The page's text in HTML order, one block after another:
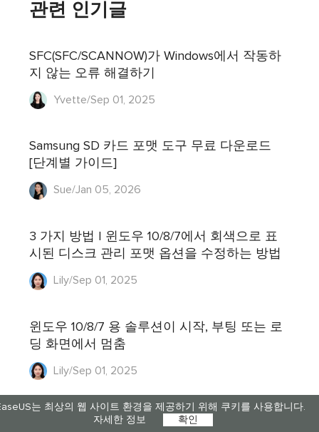
는 최상의 웹 사이트 환경을 제공하기 위해 쿠키를 사용합니다.
자세한 정보
확인
관련 인기글
SFC(SFC/SCANNOW)가 Windows에서 작동하
지 않는 오류 해결하기
Yvette/Sep 01, 2025
Samsung SD 카드 포맷 도구 무료 다운로드
[단계별 가이드]
Sue/Jan 05, 2026
3 가지 방법 | 윈도우 10/8/7에서 회색으로 표
시된 디스크 관리 포맷 옵션을 수정하는 방법
Lily/Sep 01, 2025
윈도우 10/8/7 용 솔루션이 시작, 부팅 또는 로
딩 화면에서 멈춤
Lily/Sep 01, 2025